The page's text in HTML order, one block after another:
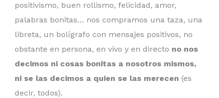
positivismo, buen rollismo, felicidad, amor,
palabras bonitas… nos compramos una taza, una
libreta, un bolígrafo con mensajes positivos, no
obstante en persona, en vivo y en directo no nos
decimos ni cosas bonitas a nosotros mismos,
ni se las decimos a quien se las merecen (es
decir, todos).